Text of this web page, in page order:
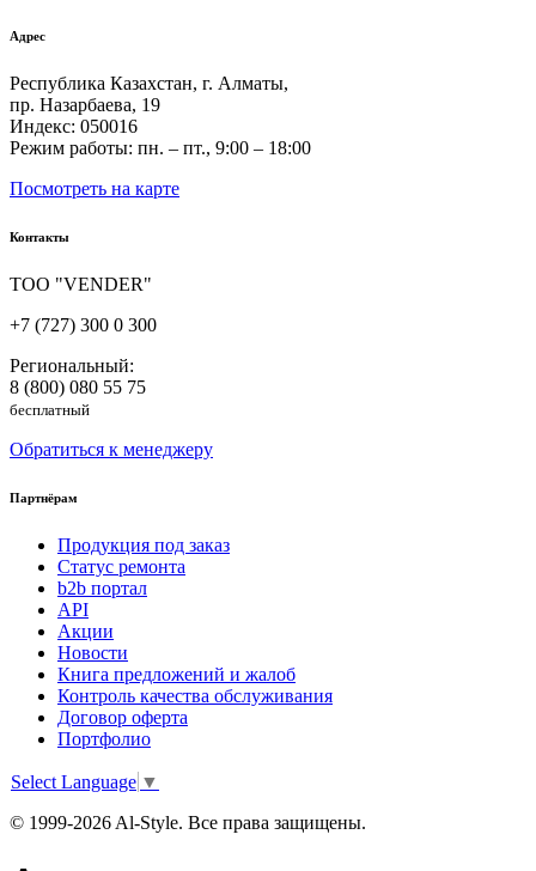
Адрес
Республика Казахстан, г. Алматы,
пр. Назарбаева, 19
Индекс: 050016
Режим работы: пн. – пт., 9:00 – 18:00
Посмотреть на карте
Контакты
ТОО "VENDER"
+7 (727) 300 0 300
Региональный:
8 (800) 080 55 75
бесплатный
Обратиться к менеджеру
Партнёрам
Продукция под заказ
Статус ремонта
b2b портал
API
Акции
Новости
Книга предложений и жалоб
Контроль качества обслуживания
Договор оферта
Портфолио
Select Language ▼
© 1999-2026 Al-Style. Все права защищены.